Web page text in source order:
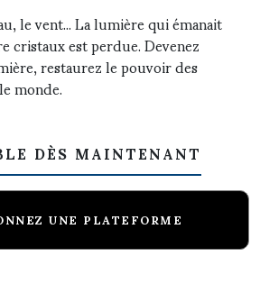
le vent... La lumière qui émanait
cristaux est perdue. Devenez
restaurez le pouvoir des
monde.
DÈS MAINTENANT
UNE PLATEFORME